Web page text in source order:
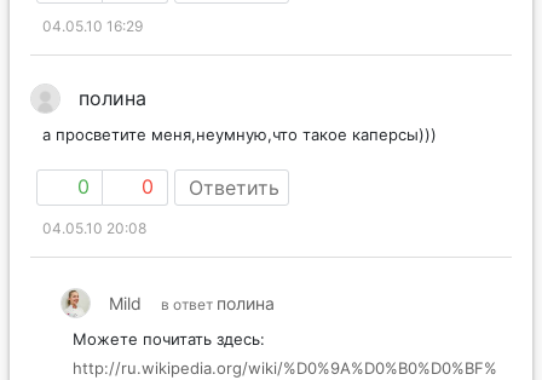
04.05.10 16:29
полина
а просветите меня,неумную,что такое каперсы)))
0 0 Ответить
04.05.10 20:08
Mild в ответ полина
Можете почитать здесь:
http://ru.wikipedia.org/wiki/%D0%9A%D0%B0%D0%BF%